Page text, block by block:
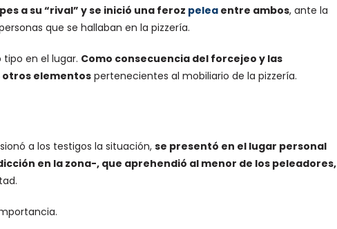
a su “rival” y se inició una feroz peleaentre ambos, ante la
que se hallaban en la pizzería.
en el lugar. Como consecuencia del forcejeo y las
otros elementospertenecientes al mobiliario de la pizzería.
a los testigos la situación, se presentó en el lugar personal
en la zona-, que aprehendió al menor de los peleadores,